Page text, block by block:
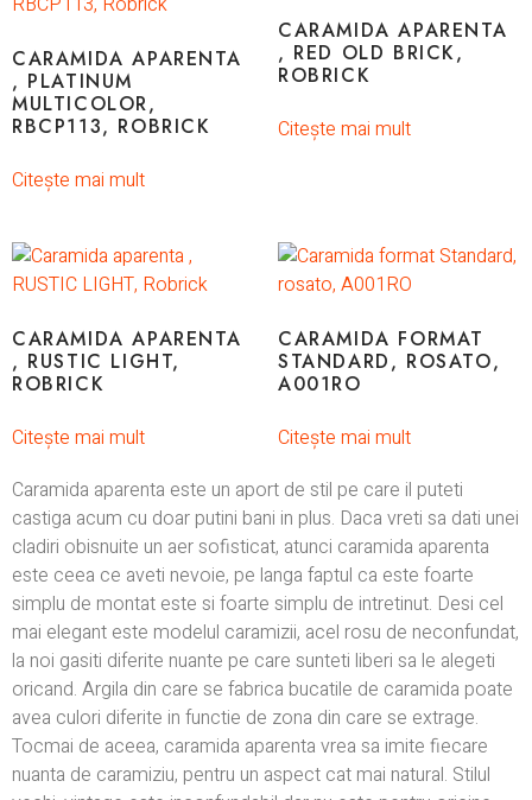
CARAMIDA APARENTA
, PLATINUM
MULTICOLOR,
RBCP113, ROBRICK
Citește mai mult
CARAMIDA APARENTA
, RED OLD BRICK,
ROBRICK
Citește mai mult
CARAMIDA APARENTA
, RUSTIC LIGHT,
ROBRICK
Citește mai mult
CARAMIDA FORMAT
STANDARD, ROSATO,
A001RO
Citește mai mult
Caramida aparenta este un aport de stil pe care il puteti
castiga acum cu doar putini bani in plus. Daca vreti sa dati unei
cladiri obisnuite un aer sofisticat, atunci caramida aparenta
este ceea ce aveti nevoie, pe langa faptul ca este foarte
simplu de montat este si foarte simplu de intretinut. Desi cel
mai elegant este modelul caramizii, acel rosu de neconfundat,
la noi gasiti diferite nuante pe care sunteti liberi sa le alegeti
oricand. Argila din care se fabrica bucatile de caramida poate
avea culori diferite in functie de zona din care se extrage.
Tocmai de aceea, caramida aparenta vrea sa imite fiecare
nuanta de caramiziu, pentru un aspect cat mai natural. Stilul